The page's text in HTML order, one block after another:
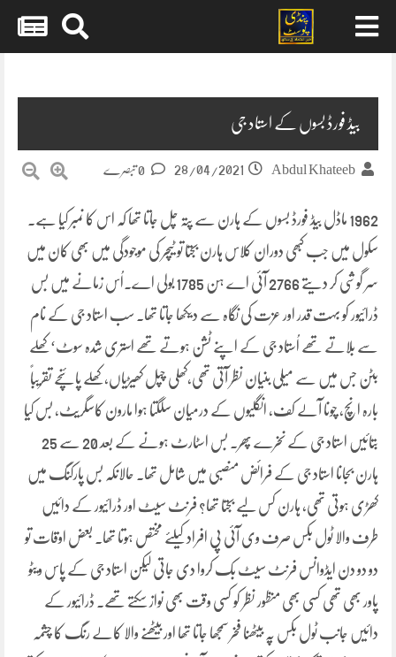
بیڈ فورڈ بسوں کے استاد جی
Abdul Khateeb
28/04/2021
1962 ماڈل بیڈ فورڈ بسوں کے ہارن سے پتہ چل جاتا تھا کہ اس کا نمبر کیا ہے۔
سکول میں جب کبھی دوران کلاس ہارن بجتا تو ٹیچر کی موجودگی میں بھی کان میں
سر گوشی کر دیتے 2766 آئی اے ہن 1785 بولی اے۔اُس زمانے میں بس
ڈرائیور کو بہت قدر اور عزت کی نگاہ سے دیکھا جاتا تھا۔ سب استاد جی کے نام
سے بلاتے تھے اُستاد جی کے اپنے ٹشن ہوتے تھے استری شدہ سوٹ‘کھلے
بٹن جس میں سے میلی بنیان نظر آتی تھی،کھلی چپل کھیڑیاں،کھلے پائنچے تقریباً
بارہ انچ، چونا آلے کف، انگلیوں کے درمیان سلگتا ہوا مارون کاسگریٹ، بس کیا
بتائیں استاد جی کے نخرے پھر۔ بس اسٹارٹ ہونے کے بعد 20 سے 25
ہارن بجانا استاد جی کے فرائض منصبی میں شامل تھا۔ حالانکہ بس پارکنگ میں
کھڑی ہوتی تھی، ہارن کس لیے بجتا تھا؟ فرنٹ سیٹ اور ڈرائیور کے دائیں
طرف والا ٹول بکس صرف وی آئی پی افراد کیلئے مختص ہوتا تھا۔ بعض اوقات تو
دو دو دن ایڈوانس فرنٹ سیٹ بک کروا دی جاتی لیکن استاد جی کے پاس ویٹو
پاور بھی تھی کسی بھی منظور نظر کو کسی وقت بھی نواز سکتے تھے۔ ڈرائیور کے
دائیں جانب ٹول بکس پہ بیٹھنا فخر سمجھا جاتا تھا اور بیٹھنے والا کالے رنگ کا چشمہ